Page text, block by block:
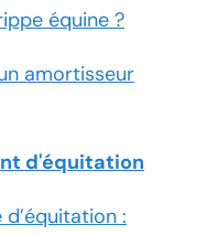
équine ?
amortisseur
d'équitation
: